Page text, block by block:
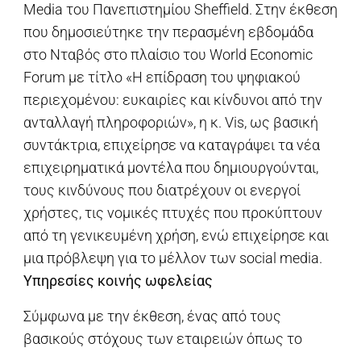
Media του Πανεπιστημίου Sheffield. Στην έκθεση
που δημοσιεύτηκε την περασμένη εβδομάδα
στο Νταβός στο πλαίσιο του World Economic
Forum με τίτλο «Η επίδραση του ψηφιακού
περιεχομένου: ευκαιρίες και κίνδυνοι από την
ανταλλαγή πληροφοριών», η κ. Vis, ως βασική
συντάκτρια, επιχείρησε να καταγράψει τα νέα
επιχειρηματικά μοντέλα που δημιουργούνται,
τους κινδύνους που διατρέχουν οι ενεργοί
χρήστες, τις νομικές πτυχές που προκύπτουν
από τη γενικευμένη χρήση, ενώ επιχείρησε και
μια πρόβλεψη για το μέλλον των social media.
Υπηρεσίες κοινής ωφελείας
Σύμφωνα με την έκθεση, ένας από τους
βασικούς στόχους των εταιρειών όπως το